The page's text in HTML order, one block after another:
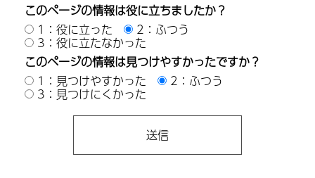
このページの情報は役に立ちましたか？
1：役に立った
2：ふつう
3：役に立たなかった
このページの情報は見つけやすかったですか？
1：見つけやすかった
2：ふつう
3：見つけにくかった